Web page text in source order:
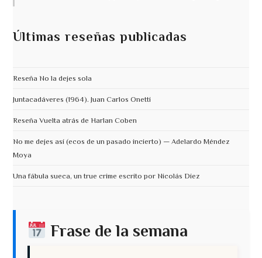
Últimas reseñas publicadas
Reseña No la dejes sola
Juntacadáveres (1964). Juan Carlos Onetti
Reseña Vuelta atrás de Harlan Coben
No me dejes así (ecos de un pasado incierto) — Adelardo Méndez
Moya
Una fábula sueca, un true crime escrito por Nicolás Díez
Frase de la semana